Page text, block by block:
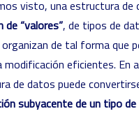
visto, una estructura de
de “valores”, de tipos de
de tal forma que
modificación eficientes. En
de datos puede
subyacente de un tipo